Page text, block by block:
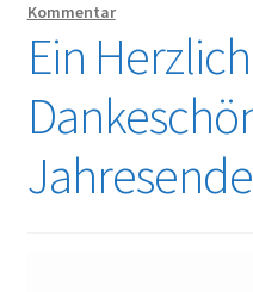
Gamecards
Entertainment
SIM- & Kreditkarten
Kommentar
Ein